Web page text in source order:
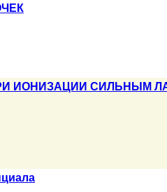
ИОНИЗАЦИИ СИЛЬНЫМ